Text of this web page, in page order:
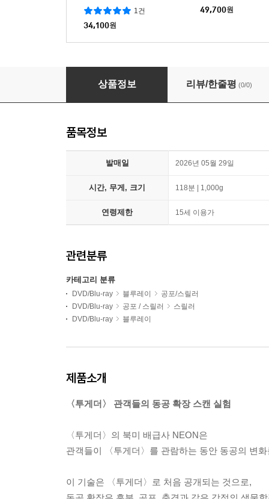
1건
34,100원
한정판) : 블루레이
49,700원
투게더 (1Disc, 풀슬립 한정판) : 블루레이
상품정보 리뷰/한줄평 (0/0)
품목정보
발매일 2026년 05월 29일
시간, 무게, 크기 118분 | 1,000g
연령제한 15세 이용가
관련분류
카테고리 분류
DVD/Blu-ray 블루레이
공포/스릴러
DVD/Blu-ray
공포 / 스릴러
스릴러
DVD/Blu-ray
블루레이
제품소개
〈투게더〉 관객들의 동공 확장 스캔 실험
〈투게더〉의 북미 배급사 NEON은
관객들이 〈투게더〉를 관람하는 동안 동공의 변
이 기술은 〈투게더〉로 처음 공개되는 것으로,